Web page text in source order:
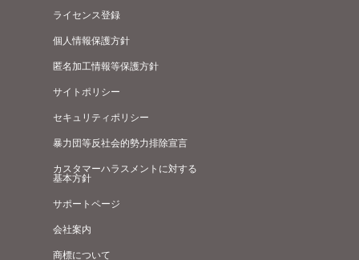
ライセンス登録
個人情報保護方針
匿名加工情報等保護方針
サイトポリシー
セキュリティポリシー
暴力団等反社会的勢力排除宣言
カスタマーハラスメントに対する
基本方針
サポートページ
会社案内
商標について